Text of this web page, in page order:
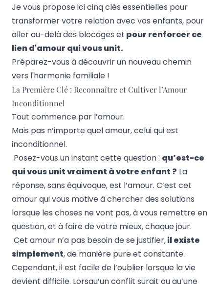
Je vous propose ici cinq clés essentielles pour
transformer votre relation avec vos enfants, pour
aller au-delà des blocages et pour renforcer ce
lien d'amour qui vous unit.
Préparez-vous à découvrir un nouveau chemin
vers l'harmonie familiale !
La Première Clé : Reconnaître et Cultiver l’Amour
Inconditionnel
Tout commence par l’amour.
Mais pas n’importe quel amour, celui qui est
inconditionnel.
Posez-vous un instant cette question : qu’est-ce
qui vous unit vraiment à votre enfant ? La
réponse, sans équivoque, est l’amour. C’est cet
amour qui vous motive à chercher des solutions
lorsque les choses ne vont pas, à vous remettre en
question, et à faire de votre mieux, chaque jour.
Cet amour n’a pas besoin de se justifier,il existe
simplement, de manière pure et constante.
Cependant, il est facile de l’oublier lorsque la vie
devient difficile. Lorsqu’un conflit surgit ou qu’une